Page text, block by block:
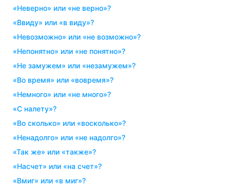
«неверно» или «не верно»?
«ввиду» или «в виду»?
«невозможно» или «не возможно»?
«непонятно» или «не понятно»?
«не замужем» или «незамужем»?
«во время» или «вовремя»?
«немного» или «не много»?
«с налету»?
«во сколько» или «восколько»?
«ненадолго» или «не надолго»?
«так же» или «также»?
«насчет» или «на счет»?
«вмиг» или «в миг»?